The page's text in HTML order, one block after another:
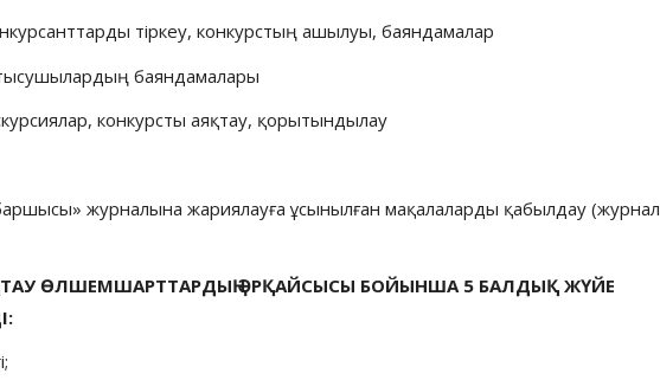
тіркеу, конкурстың ашылуы, баяндамалар
баяндамалары
конкурсты аяқтау, қорытындылау
журналына жариялауға ұсынылған мақалаларды қабылдау (журнал
ӨЛШЕМШАРТТАРДЫҢ ӘРҚАЙСЫСЫ БОЙЫНША 5 БАЛДЫҚ ЖҮЙЕ